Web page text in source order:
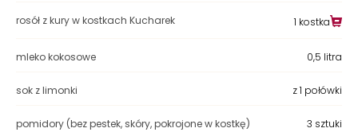
rosół z kury w kostkach Kucharek 1 kostka
mleko kokosowe 0,5 litra
sok z limonki z 1 połówki
pomidory (bez pestek, skóry, pokrojone w kostkę) 3 sztuki